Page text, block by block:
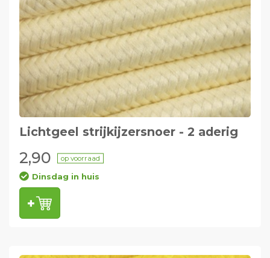
Lichtgeel strijkijzersnoer - 2 aderig
2,90 op voorraad
Dinsdag in huis